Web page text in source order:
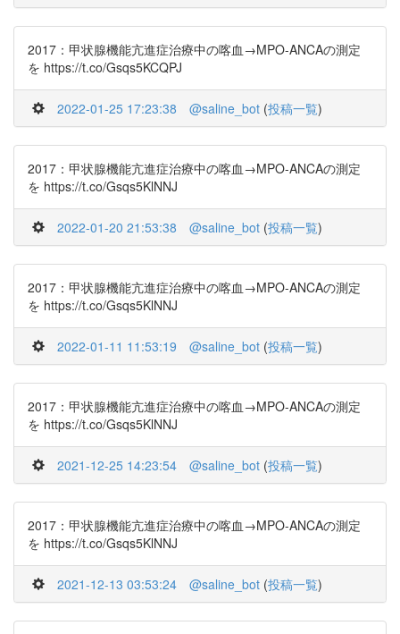
2017：甲状腺機能亢進症治療中の喀血→MPO-ANCAの測定
を https://t.co/Gsqs5KCQPJ
2022-01-25 17:23:38 @saline_bot (投稿一覧)
2017：甲状腺機能亢進症治療中の喀血→MPO-ANCAの測定
を https://t.co/Gsqs5KlNNJ
2022-01-20 21:53:38 @saline_bot (投稿一覧)
2017：甲状腺機能亢進症治療中の喀血→MPO-ANCAの測定
を https://t.co/Gsqs5KlNNJ
2022-01-11 11:53:19 @saline_bot (投稿一覧)
2017：甲状腺機能亢進症治療中の喀血→MPO-ANCAの測定
を https://t.co/Gsqs5KlNNJ
2021-12-25 14:23:54 @saline_bot (投稿一覧)
2017：甲状腺機能亢進症治療中の喀血→MPO-ANCAの測定
を https://t.co/Gsqs5KlNNJ
2021-12-13 03:53:24 @saline_bot (投稿一覧)